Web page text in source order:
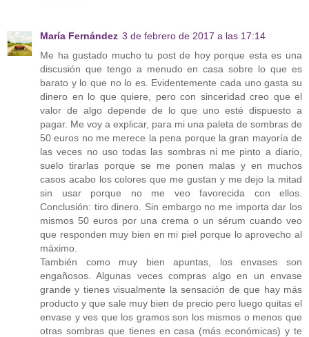
María Fernández 3 de febrero de 2017 a las 17:14
Me ha gustado mucho tu post de hoy porque esta es una
discusión que tengo a menudo en casa sobre lo que es
barato y lo que no lo es. Evidentemente cada uno gasta su
dinero en lo que quiere, pero con sinceridad creo que el
valor de algo depende de lo que uno esté dispuesto a
pagar. Me voy a explicar, para mi una paleta de sombras de
50 euros no me merece la pena porque la gran mayoría de
las veces no uso todas las sombras ni me pinto a diario,
suelo tirarlas porque se me ponen malas y en muchos
casos acabo los colores que me gustan y me dejo la mitad
sin usar porque no me veo favorecida con ellos.
Conclusión: tiro dinero. Sin embargo no me importa dar los
mismos 50 euros por una crema o un sérum cuando veo
que responden muy bien en mi piel porque lo aprovecho al
máximo.
También como muy bien apuntas, los envases son
engañosos. Algunas veces compras algo en un envase
grande y tienes visualmente la sensación de que hay más
producto y que sale muy bien de precio pero luego quitas el
envase y ves que los gramos son los mismos o menos que
otras sombras que tienes en casa (más económicas) y te